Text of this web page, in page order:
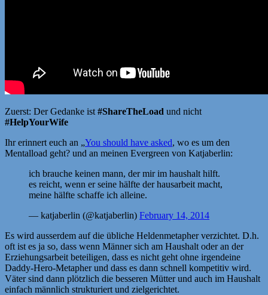
Zuerst: Der Gedanke ist #ShareTheLoad und nicht
#HelpYourWife
Ihr erinnert euch an „You should have asked, wo es um den
Mentalload geht? und an meinen Evergreen von Katjaberlin:
ich brauche keinen mann, der mir im haushalt hilft.
es reicht, wenn er seine hälfte der hausarbeit macht,
meine hälfte schaffe ich alleine.
— katjaberlin (@katjaberlin) February 14, 2014
Es wird ausserdem auf die übliche Heldenmetapher verzichtet. D.h.
oft ist es ja so, dass wenn Männer sich am Haushalt oder an der
Erziehungsarbeit beteiligen, dass es nicht geht ohne irgendeine
Daddy-Hero-Metapher und dass es dann schnell kompetitiv wird.
Väter sind dann plötzlich die besseren Mütter und auch im Haushalt
einfach männlich strukturiert und zielgerichtet.